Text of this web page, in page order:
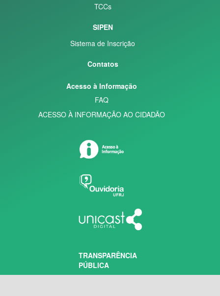
TCCs
SIPEN
Sistema de Inscrição
Contatos
Acesso à Informação
FAQ
ACESSO À INFORMAÇÃO AO CIDADÃO
TRANSPARÊNCIA
PÚBLICA